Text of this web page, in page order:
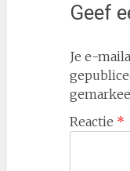
Geef
Je e-
Reactie *